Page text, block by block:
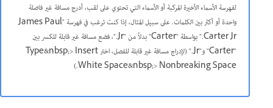
لفهرسة الأسماء الأخيرة المركبة أو الأسماء التي تحتوي على لقب، أدرج مسافة غير فاصلة
واحدة أو أكثر بين الكلمات. على سبيل المثال، إذا كنت ترغب في فهرسة "James Paul
Carter Jr." بواسطة "Carter" بدلاً من "Jr."، فضع مسافة غير قابلة للكسر بين
"Carter" و"Jr." (لإدراج مسافة غير قابلة للفصل، اختر Type&nbsp;> Insert
White Space&nbsp;> Nonbreaking Space.)